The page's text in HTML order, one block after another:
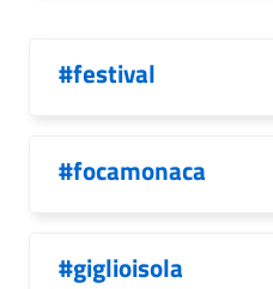
#festival
#focamonaca
#giglioisola